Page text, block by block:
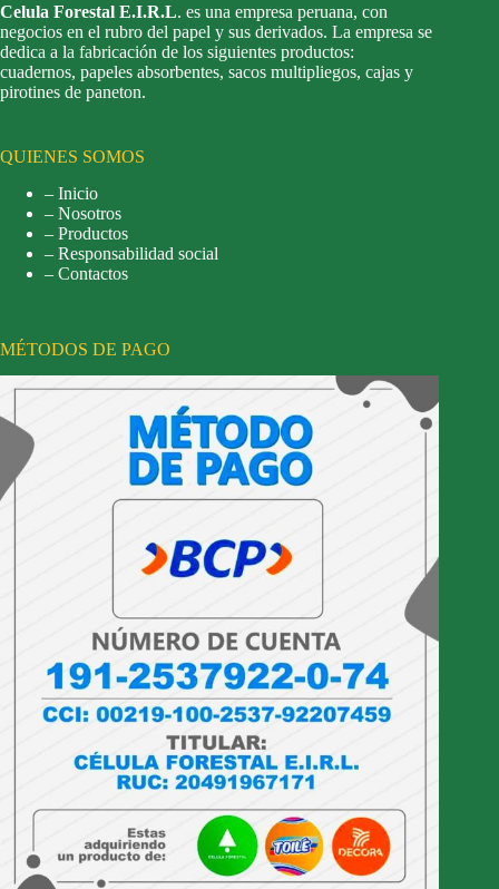
Celula Forestal E.I.R.L. es una empresa peruana, con
negocios en el rubro del papel y sus derivados. La empresa se
dedica a la fabricación de los siguientes productos:
cuadernos, papeles absorbentes, sacos multipliegos, cajas y
pirotines de paneton.
QUIENES SOMOS
– Inicio
– Nosotros
– Productos
– Responsabilidad social
– Contactos
MÉTODOS DE PAGO